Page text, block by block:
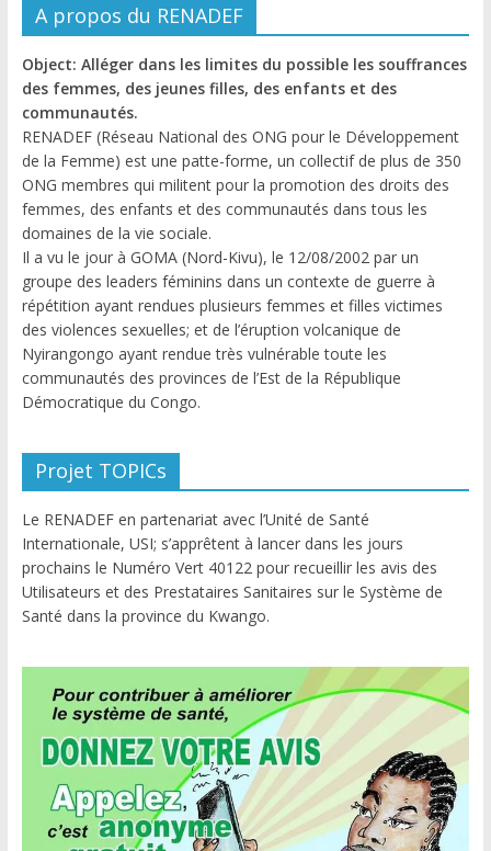
A propos du RENADEF
Object: Alléger dans les limites du possible les souffrances
des femmes, des jeunes filles, des enfants et des
communautés.
RENADEF (Réseau National des ONG pour le Développement
de la Femme) est une patte-forme, un collectif de plus de 350
ONG membres qui militent pour la promotion des droits des
femmes, des enfants et des communautés dans tous les
domaines de la vie sociale.
Il a vu le jour à GOMA (Nord-Kivu), le 12/08/2002 par un
groupe des leaders féminins dans un contexte de guerre à
répétition ayant rendues plusieurs femmes et filles victimes
des violences sexuelles; et de l’éruption volcanique de
Nyirangongo ayant rendue très vulnérable toute les
communautés des provinces de l’Est de la République
Démocratique du Congo.
Projet TOPICs
Le RENADEF en partenariat avec l’Unité de Santé
Internationale, USI; s’apprêtent à lancer dans les jours
prochains le Numéro Vert 40122 pour recueillir les avis des
Utilisateurs et des Prestataires Sanitaires sur le Système de
Santé dans la province du Kwango.